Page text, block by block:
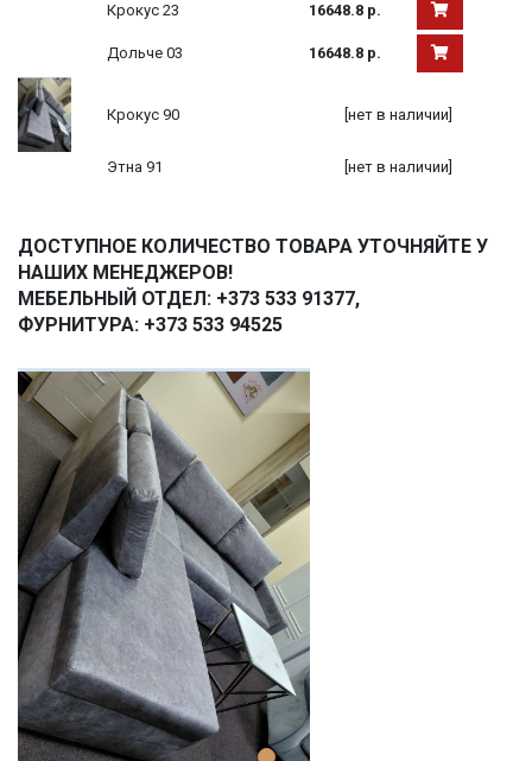
Крокус 23 16648.8 р.
Дольче 03 16648.8 р.
Крокус 90 [нет в наличии]
Этна 91 [нет в наличии]
ДОСТУПНОЕ КОЛИЧЕСТВО ТОВАРА УТОЧНЯЙТЕ У
НАШИХ МЕНЕДЖЕРОВ!
МЕБЕЛЬНЫЙ ОТДЕЛ: +373 533 91377,
ФУРНИТУРА: +373 533 94525